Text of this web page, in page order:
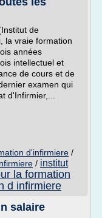
de
la vraie formation
années
intellectuel et
de cours et de
examen qui
d'Infirmier,...
d'infirmiere /
/ institut
la formation
d infirmiere
salaire